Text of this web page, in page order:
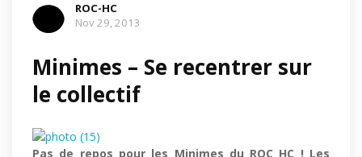
ROC-HC
Nov 29, 2013
Minimes – Se recentrer sur
le collectif
Pas de repos pour les Minimes du ROC HC ! Les